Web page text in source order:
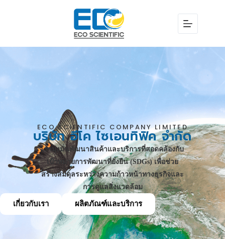
ECO SCIENTIFIC COMPANY LIMITED
บริษัท อีโค ไซเอนทิฟิค จำกัด
เรามุ่งมั่นพัฒนาสินค้าและบริการที่สอดคล้องกับ
เป้าหมายการพัฒนาที่ยั่งยืน (SDGs) เพื่อช่วย
สร้างสมดุลระหว่างความก้าวหน้าทางธุรกิจและ
การดูแลสิ่งแวดล้อม
เกี่ยวกับเรา ผลิตภัณฑ์และบริการ